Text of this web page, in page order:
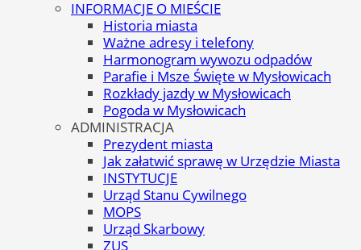
INFORMACJE O MIEŚCIE
Historia miasta
Ważne adresy i telefony
Harmonogram wywozu odpadów
Parafie i Msze Święte w Mysłowicach
Rozkłady jazdy w Mysłowicach
Pogoda w Mysłowicach
ADMINISTRACJA
Prezydent miasta
Jak załatwić sprawę w Urzędzie Miasta
INSTYTUCJE
Urząd Stanu Cywilnego
MOPS
Urząd Skarbowy
ZUS